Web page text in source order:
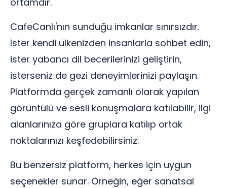
CafeCanlı'nın sunduğu imkanlar sınırsızdır.
İster kendi ülkenizden insanlarla sohbet edin,
ister yabancı dil becerilerinizi geliştirin,
isterseniz de gezi deneyimlerinizi paylaşın.
Platformda gerçek zamanlı olarak yapılan
görüntülü ve sesli konuşmalara katılabilir, ilgi
alanlarınıza göre gruplara katılıp ortak
noktalarınızı keşfedebilirsiniz.
Bu benzersiz platform, herkes için uygun
seçenekler sunar. Örneğin, eğer sanatsal